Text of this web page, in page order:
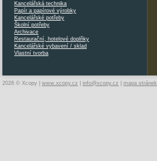
Kancelářská technika
Papír a papírové výrobky
Kancelářské potřeby
Školní potřeby
Archivace
Restaurační, hotelové doplňky
Kancelářské vybavení / sklad
Vlastní tvorba
2026 © Xcopy | www.xcopy.cz info@xcopy.cz mapa stránek